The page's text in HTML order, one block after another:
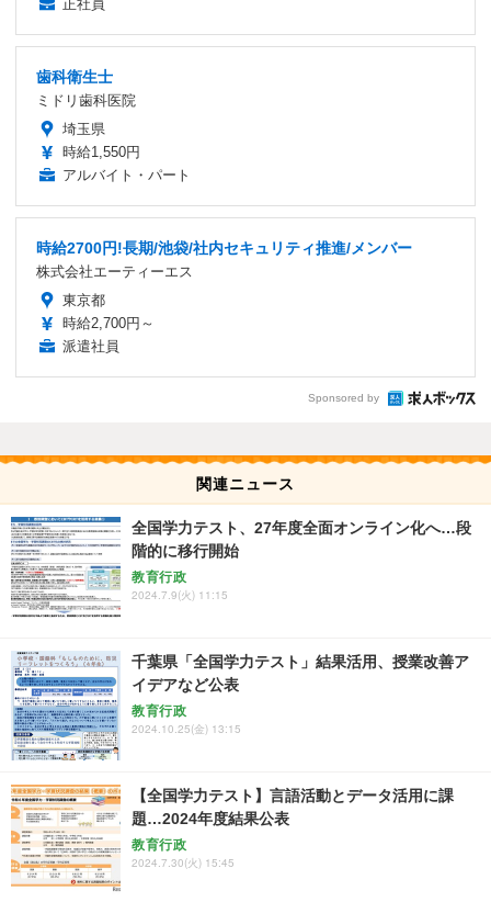
正社員
歯科衛生士
ミドリ歯科医院
埼玉県
時給1,550円
アルバイト・パート
時給2700円!長期/池袋/社内セキュリティ推進/メンバー
株式会社エーティーエス
東京都
時給2,700円～
派遣社員
Sponsored by
関連ニュース
全国学力テスト、27年度全面オンライン化へ…段
階的に移行開始
教育行政
2024.7.9(火) 11:15
千葉県「全国学力テスト」結果活用、授業改善ア
イデアなど公表
教育行政
2024.10.25(金) 13:15
【全国学力テスト】言語活動とデータ活用に課
題…2024年度結果公表
教育行政
2024.7.30(火) 15:45